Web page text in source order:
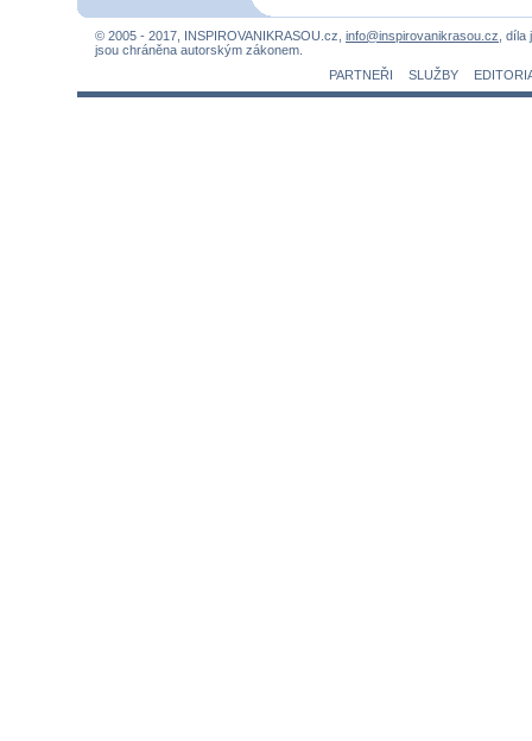
© 2005 - 2017, INSPIROVANIKRASOU.cz, info@inspirovanikrasou.cz ,
jsou chráněna autorským zákonem.
PARTNEŘI
SLUŽBY